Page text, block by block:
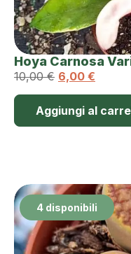
Hoya Carnosa
10,00€ 6,00 €
Aggiungi al
4 disponibili